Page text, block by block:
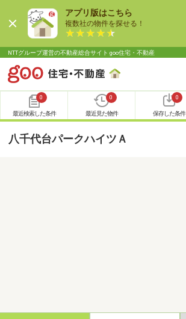
アプリ版はこちら
複数社の物件を探せる！
NTTグループ運営の不動産総合サイト goo住宅・不動産
0
最近検索した条件
0
最近見た物件
0
保存した条件
八千代台パークハイツＡ